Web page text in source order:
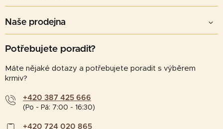
Naše prodejna
Potřebujete poradit?
Máte nějaké dotazy a potřebujete poradit s výběrem
krmiv?
+420 387 425 666
(Po - Pá: 7:00 - 16:30)
+420 724 020 865